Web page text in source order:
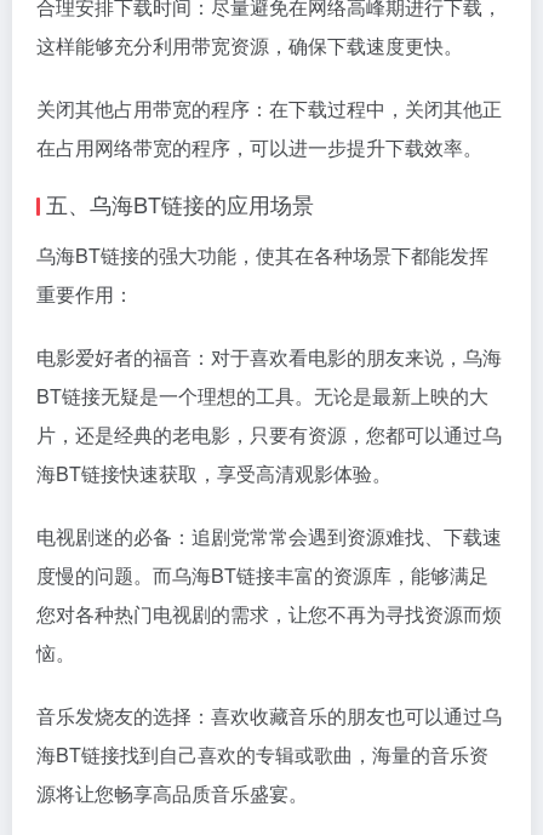
合理安排下载时间：尽量避免在网络高峰期进行下载，
这样能够充分利用带宽资源，确保下载速度更快。
关闭其他占用带宽的程序：在下载过程中，关闭其他正
在占用网络带宽的程序，可以进一步提升下载效率。
五、乌海BT链接的应用场景
乌海BT链接的强大功能，使其在各种场景下都能发挥
重要作用：
电影爱好者的福音：对于喜欢看电影的朋友来说，乌海
BT链接无疑是一个理想的工具。无论是最新上映的大
片，还是经典的老电影，只要有资源，您都可以通过乌
海BT链接快速获取，享受高清观影体验。
电视剧迷的必备：追剧党常常会遇到资源难找、下载速
度慢的问题。而乌海BT链接丰富的资源库，能够满足
您对各种热门电视剧的需求，让您不再为寻找资源而烦
恼。
音乐发烧友的选择：喜欢收藏音乐的朋友也可以通过乌
海BT链接找到自己喜欢的专辑或歌曲，海量的音乐资
源将让您畅享高品质音乐盛宴。